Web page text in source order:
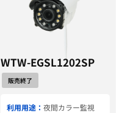
WTW-EGSL1202SP
販売終了
利用用途： 夜間カラー監視